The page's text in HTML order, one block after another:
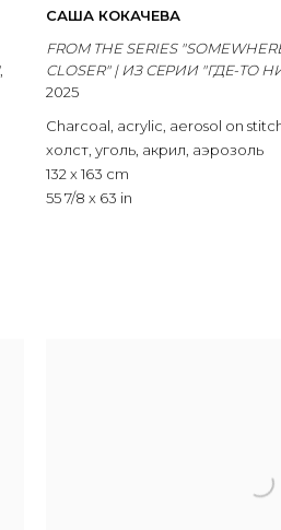
,
САША КОКАЧЕВА
FROM THE SERIES
CLOSER" | ИЗ СЕРИИ "ГДЕ-
2025
Charcoal acrylic aerosol on
холст ,уголь акрил аэрозоль
132 x 163 cm
55 7/8 x 63 in